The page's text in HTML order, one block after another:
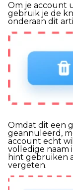
Om je account
gebruik je de
onderaan dit
Omdat dit een
geannuleerd,
account echt
volledige naam
hint gebruiken
vergeten.